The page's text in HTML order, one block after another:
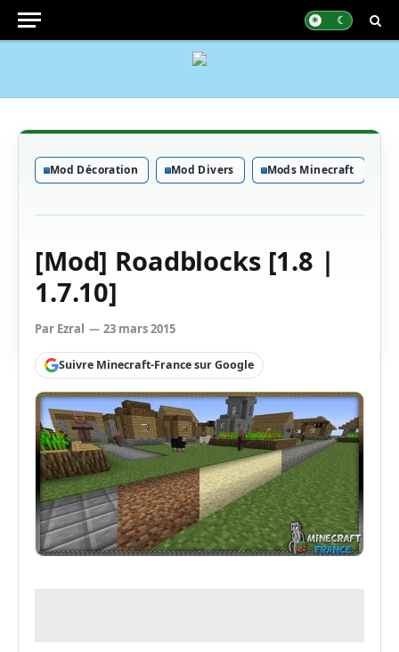
Mod Décoration Mod Divers Mods Minecraft
[Mod] Roadblocks [1.8 |
1.7.10]
Par Ezral 23 mars 2015
Suivre Minecraft-France sur Google